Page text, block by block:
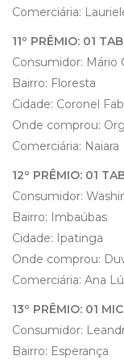
Comerciária:
11º PRÊMIO: 01
Consumidor: Mário
Bairro: Floresta
Cidade: Coronel
Onde comprou:
Comerciária: Naiara
12º PRÊMIO: 01
Consumidor:
Bairro: Imbaúbas
Cidade: Ipatinga
Onde comprou:
Comerciária: Ana
13º PRÊMIO: 01
Consumidor:
Bairro: Esperança